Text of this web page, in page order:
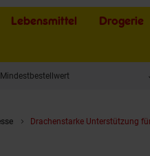
Lebensmittel Drogerie
Drachenstarke Unterstützung